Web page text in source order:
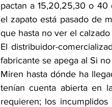
pactan a 15,20,25,30 o 40
el zapato está pasado de
que hasta no ver el
El distribuidor-
fabricante se apega al Si
Miren hasta dónde ha
tenían cuenta abierta en
requieren; los